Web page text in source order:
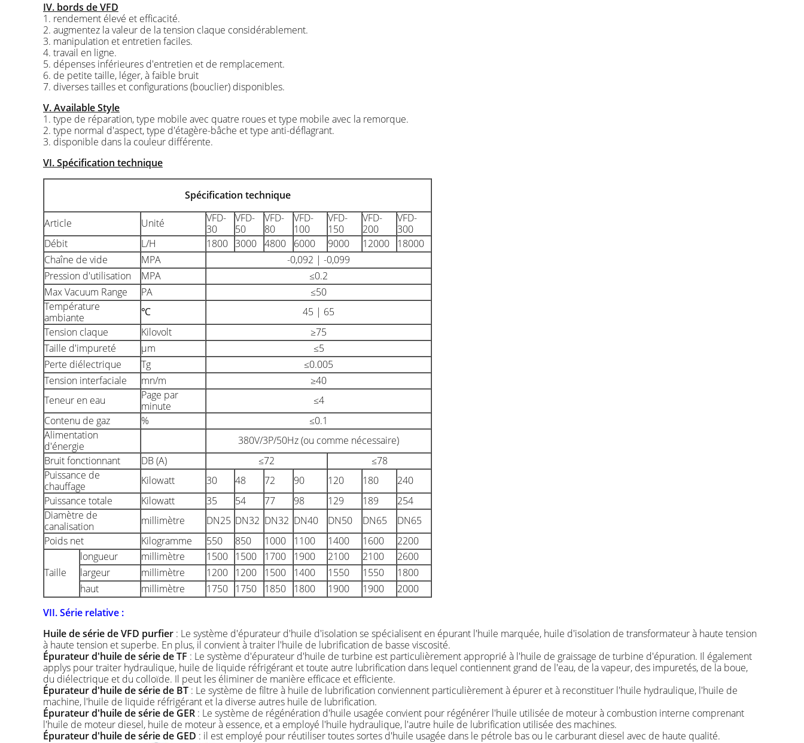
IV. bords de VFD
1. rendement élevé et efficacité.
2. augmentez la valeur de la tension claque considérablement.
3. manipulation et entretien faciles.
4. travail en ligne.
5. dépenses inférieures d'entretien et de remplacement.
6. de petite taille, léger, à faible bruit
7. diverses tailles et configurations (bouclier) disponibles.
V. Available Style
1. type de réparation, type mobile avec quatre roues et type mobile avec la remorque.
2. type normal d'aspect, type d'étagère-bâche et type anti-déflagrant.
3. disponible dans la couleur différente.
VI. Spécification technique
Spécification technique
Article Unité
VFD-
30
VFD-
50
VFD-
80
VFD-
100
VFD-
150
VFD-
200
VFD-
300
Débit
L/H 1800 3000 4800 6000 9000 12000
18000
Chaîne de vide
MPA
-0,092 | -0,099
Pression d'utilisation
MPA
≤0.2
Max Vacuum Range
PA
≤50
Température
ambiante
℃
45 | 65
Tension claque
Kilovolt
≥75
Taille d'impureté
μm
≤5
Perte diélectrique
Tg
≤0.005
Tension interfaciale
mn/m
≥40
Teneur en eau
Page par
minute
≤4
Contenu de gaz
%
≤0.1
Alimentation
d'énergie
380V/3P/50Hz (ou comme nécessaire)
Bruit fonctionnant
DB (A) ≤72
≤78
Puissance de
chauffage
Kilowatt 30 48 72 90 120 180
240
Puissance totale
Kilowatt 35 54 77 98 129 189
254
Diamètre de
canalisation
millimètre DN25 DN32 DN32 DN40 DN50 DN65
DN65
Poids net
Kilogramme 550 850 1000 1100 1400 1600 2200
Taille
longueur millimètre 1500 1500 1700 1900 2100 2100
2600
largeur
millimètre 1200 1200 1500 1400 1550 1550
1800
haut
millimètre 1750 1750 1850 1800 1900 1900
2000
VII. Série relative :
Huile de série de VFD purfier : Le système d'épurateur d'huile d'isolation se spécialisent en épurant l'huile marquée, huile d'isolation de transformateur à haute tension
à haute tension et superbe. En plus, il convient à traiter l'huile de lubrification de basse viscosité.
Épurateur d'huile de série de TF : Le système d'épurateur d'huile de turbine est particulièrement approprié à l'huile de graissage de turbine d'épuration. Il également
applys pour traiter hydraulique, huile de liquide réfrigérant et toute autre lubrification dans lequel contiennent grand de l'eau, de la vapeur, des impuretés, de la boue,
du diélectrique et du colloïde. Il peut les éliminer de manière efficace et efficiente.
Épurateur d'huile de série de BT : Le système de filtre à huile de lubrification conviennent particulièrement à épurer et à reconstituer l'huile hydraulique, l'huile de
machine, l'huile de liquide réfrigérant et la diverse autres huile de lubrification.
Épurateur d'huile de série de GER : Le système de régénération d'huile usagée convient pour régénérer l'huile utilisée de moteur à combustion interne comprenant
l'huile de moteur diesel, huile de moteur à essence, et a employé l'huile hydraulique, l'autre huile de lubrification utilisée des machines.
Épurateur d'huile de série de GED : il est employé pour réutiliser toutes sortes d'huile usagée dans le pétrole bas ou le carburant diesel avec de haute qualité.